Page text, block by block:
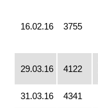
16.02.16 3755
29.03.16 4122
31.03.16 4341